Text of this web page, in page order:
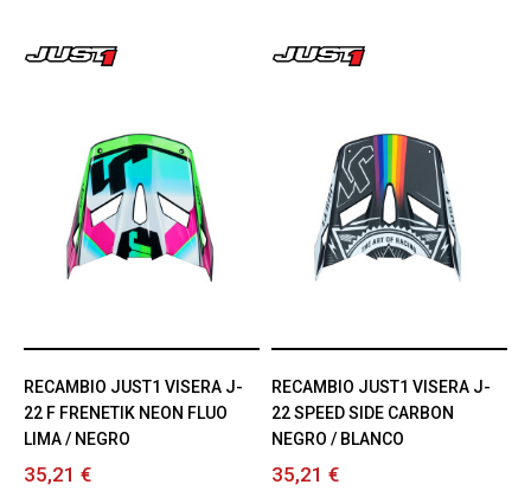
RECAMBIO JUST1 VISERA J-
22 F FRENETIK NEON FLUO
LIMA / NEGRO
35,21 €
RECAMBIO JUST1 VISERA J-
22 SPEED SIDE CARBON
NEGRO / BLANCO
35,21 €